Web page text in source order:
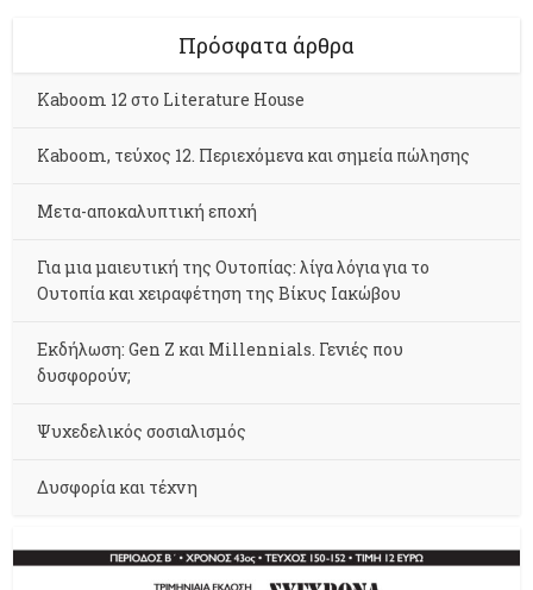
Πρόσφατα άρθρα
Kaboom 12 στο Literature House
Kaboom, τεύχος 12. Περιεχόμενα και σημεία πώλησης
Μετα-αποκαλυπτική εποχή
Για μια μαιευτική της Ουτοπίας: λίγα λόγια για το
Ουτοπία και χειραφέτηση της Βίκυς Ιακώβου
Εκδήλωση: Gen Z και Millennials. Γενιές που
δυσφορούν;
Ψυχεδελικός σοσιαλισμός
Δυσφορία και τέχνη